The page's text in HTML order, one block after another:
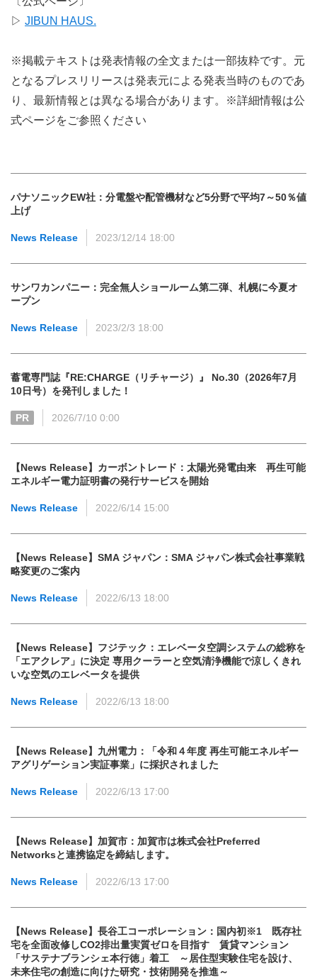
▷ JIBUN HAUS.
※掲載テキストは発表情報の全文または一部抜粋です。元
となるプレスリリースは発表元による発表当時のものであ
り、最新情報とは異なる場合があります。※詳細情報は公
式ページをご参照ください
パナソニックEW社：分電盤や配管機材など5分野で平均7～50％値
上げ
News Release 2023/12/14 18:00
サンワカンパニー：完全無人ショールーム第二弾、札幌に今夏オ
ープン
News Release 2023/2/3 18:00
蓄電専門誌『RE:CHARGE（リチャージ）』 No.30（2026年7月
10日号）を発刊しました！
PR 2026/7/10 0:00
【News Release】カーボントレード：太陽光発電由来 再生可能
エネルギー電力証明書の発行サービスを開始
News Release 2022/6/14 15:00
【News Release】SMA ジャパン：SMA ジャパン株式会社事業戦
略変更のご案内
News Release 2022/6/13 18:00
【News Release】フジテック：エレベータ空調システムの総称を
「エアクレア」に決定 専用クーラーと空気清浄機能で涼しくきれ
いな空気のエレベータを提供
News Release 2022/6/13 18:00
【News Release】九州電力：「令和４年度 再生可能エネルギー
アグリゲーション実証事業」に採択されました
News Release 2022/6/13 17:00
【News Release】加賀市：加賀市は株式会社Preferred
Networksと連携協定を締結します。
News Release 2022/6/13 17:00
【News Release】長谷工コーポレーション：国内初※1 既存社
宅を全面改修しCO2排出量実質ゼロを目指す 賃貸マンション
「サステナブランシェ本行徳」着工 ～居住型実験住宅を設け、
未来住宅の創造に向けた研究・技術開発を推進～